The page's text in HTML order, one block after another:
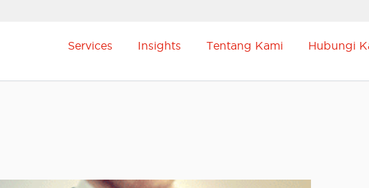
Services Insights Tentang Kami Hubungi